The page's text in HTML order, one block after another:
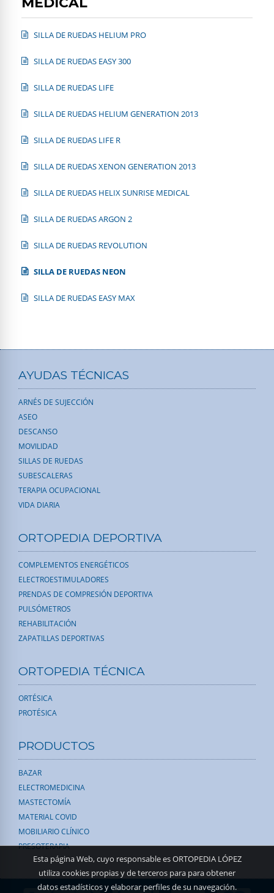
Esta página Web, cuyo responsable es ORTOPEDIA LÓPEZ
utiliza cookies propias y de terceros para para obtener
datos estadísticos y elaborar perfiles de su navegación.
SILLA DE RUEDAS HELIUM PRO
SILLA DE RUEDAS EASY 300
SILLA DE RUEDAS LIFE
SILLA DE RUEDAS HELIUM GENERATION 2013
SILLA DE RUEDAS LIFE R
SILLA DE RUEDAS XENON GENERATION 2013
SILLA DE RUEDAS HELIX SUNRISE MEDICAL
SILLA DE RUEDAS ARGON 2
SILLA DE RUEDAS REVOLUTION
SILLA DE RUEDAS NEON
SILLA DE RUEDAS EASY MAX
AYUDAS TÉCNICAS
ARNÉS DE SUJECCIÓN
ASEO
DESCANSO
MOVILIDAD
SILLAS DE RUEDAS
SUBESCALERAS
TERAPIA OCUPACIONAL
VIDA DIARIA
ORTOPEDIA DEPORTIVA
COMPLEMENTOS ENERGÉTICOS
ELECTROESTIMULADORES
PRENDAS DE COMPRESIÓN DEPORTIVA
PULSÓMETROS
REHABILITACIÓN
ZAPATILLAS DEPORTIVAS
ORTOPEDIA TÉCNICA
ORTÉSICA
PROTÉSICA
PRODUCTOS
BAZAR
ELECTROMEDICINA
MASTECTOMÍA
MATERIAL COVID
MOBILIARIO CLÍNICO
PRESOTERAPIA